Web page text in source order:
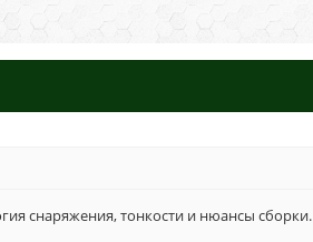
снаряжения, тонкости и нюансы сборки.